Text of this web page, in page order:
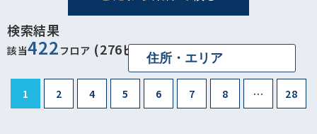
検索結果
該当422 フロア (276ビル)
1 2 4 5 6 7 8 … 28